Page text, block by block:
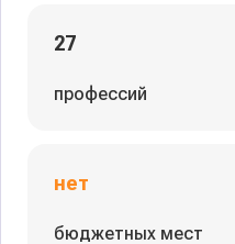
27
профессий
нет
бюджетных мест